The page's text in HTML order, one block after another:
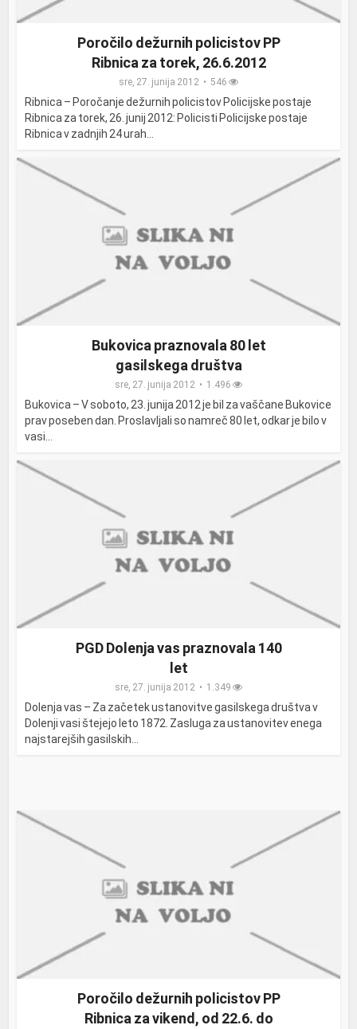
Poročilo dežurnih policistov PP
Ribnica za torek, 26.6.2012
sre, 27. junija 2012 546
Ribnica – Poročanje dežurnih policistov Policijske postaje
Ribnica za torek, 26. junij 2012: Policisti Policijske postaje
Ribnica v zadnjih 24 urah...
Bukovica praznovala 80 let
gasilskega društva
sre, 27. junija 2012 1.496
Bukovica – V soboto, 23. junija 2012 je bil za vaščane Bukovice
prav poseben dan. Proslavljali so namreč 80 let, odkar je bilo v
vasi...
PGD Dolenja vas praznovala 140
let
sre, 27. junija 2012 1.349
Dolenja vas – Za začetek ustanovitve gasilskega društva v
Dolenji vasi štejejo leto 1872. Zasluga za ustanovitev enega
najstarejših gasilskih...
Poročilo dežurnih policistov PP
Ribnica za vikend, od 22.6. do